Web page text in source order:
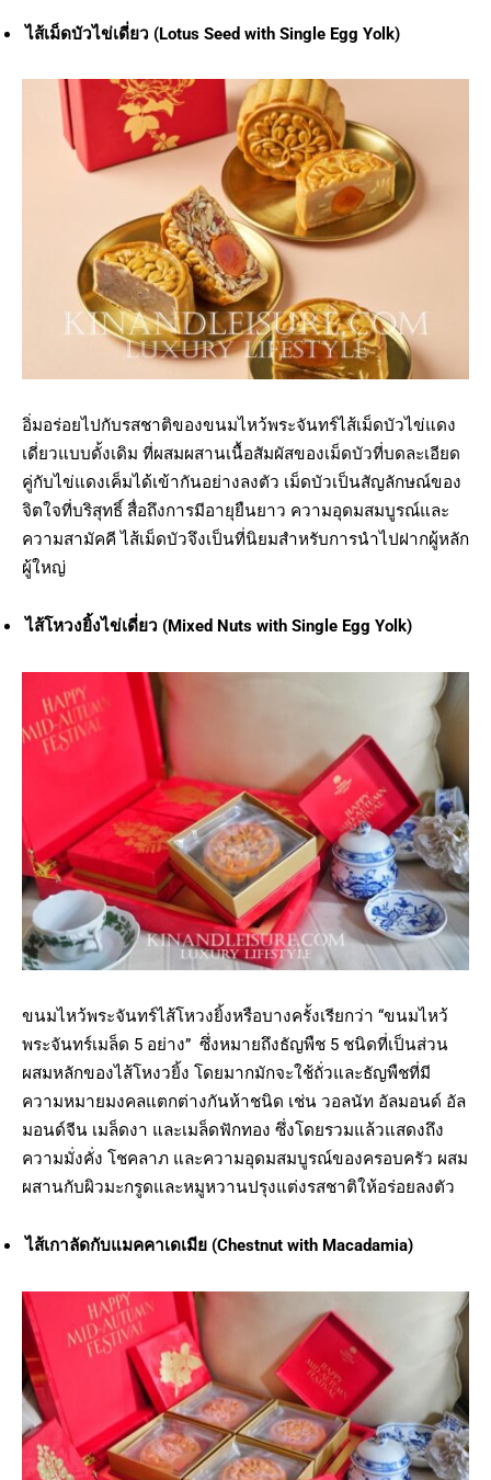
ไส้เม็ดบัวไข่เดี่ยว (Lotus Seed with Single Egg Yolk)
อิ่มอร่อยไปกับรสชาติของขนมไหว้พระจันทร์ไส้เม็ดบัวไข่แดง
เดี่ยวแบบดั้งเดิม ที่ผสมผสานเนื้อสัมผัสของเม็ดบัวที่บดละเอียด
คู่กับไข่แดงเค็มได้เข้ากันอย่างลงตัว เม็ดบัวเป็นสัญลักษณ์ของ
จิตใจที่บริสุทธิ์ สื่อถึงการมีอายุยืนยาว ความอุดมสมบูรณ์และ
ความสามัคคี ไส้เม็ดบัวจึงเป็นที่นิยมสำหรับการนำไปฝากผู้หลัก
ผู้ใหญ่
ไส้โหวงยิ้งไข่เดี่ยว (Mixed Nuts with Single Egg Yolk)
ขนมไหว้พระจันทร์ไส้โหวงยิ้งหรือบางครั้งเรียกว่า “ขนมไหว้
พระจันทร์เมล็ด 5 อย่าง” ซึ่งหมายถึงธัญพืช 5 ชนิดที่เป็นส่วน
ผสมหลักของไส้โหงวยิ้ง โดยมากมักจะใช้ถั่วและธัญพืชที่มี
ความหมายมงคลแตกต่างกันห้าชนิด เช่น วอลนัท อัลมอนด์ อัล
มอนด์จีน เมล็ดงา และเมล็ดฟักทอง ซึ่งโดยรวมแล้วแสดงถึง
ความมั่งคั่ง โชคลาภ และความอุดมสมบูรณ์ของครอบครัว ผสม
ผสานกับผิวมะกรูดและหมูหวานปรุงแต่งรสชาติให้อร่อยลงตัว
ไส้เกาลัดกับแมคคาเดเมีย (Chestnut with Macadamia)